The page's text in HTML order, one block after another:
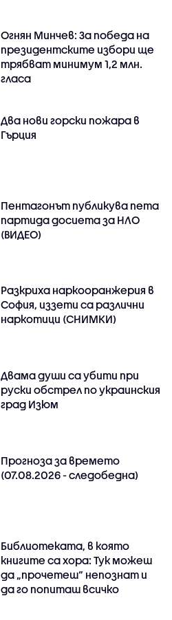
Огнян Минчев: За победа на
президентските избори ще
трябват минимум 1,2 млн.
гласа
Два нови горски пожара в
Гърция
Пентагонът публикува пета
партида досиета за НЛО
(ВИДЕО)
Разкриха наркооранжерия в
София, иззети са различни
наркотици (СНИМКИ)
Двама души са убити при
руски обстрeл по украинския
град Изюм
Прогноза за времето
(07.08.2026 - следобедна)
Библиотеката, в която
книгите са хора: Тук можеш
да „прочетеш“ непознат и
да го попиташ всичко